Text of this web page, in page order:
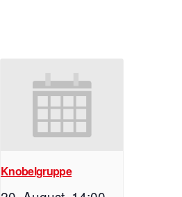
Knobelgruppe